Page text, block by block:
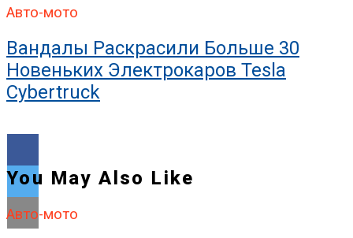
Авто-мото
Вандалы Раскрасили Больше 30
Новеньких Электрокаров Tesla
Cybertruck
You May Also Like
Авто-мото